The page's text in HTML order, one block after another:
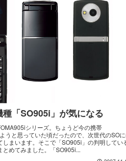
種「SO905i」が気になる
シリーズ。ちょうど今の携帯
うと思っていた頃だったので、次世代のSO
しまいます。そこで「SO905i」の判明してい
とめてみました。「SO905i...